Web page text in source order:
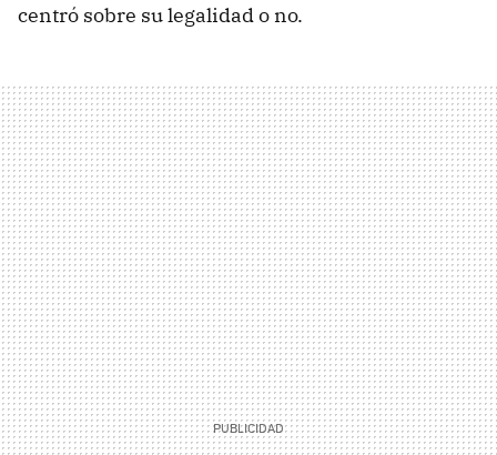
centró sobre su legalidad o no.